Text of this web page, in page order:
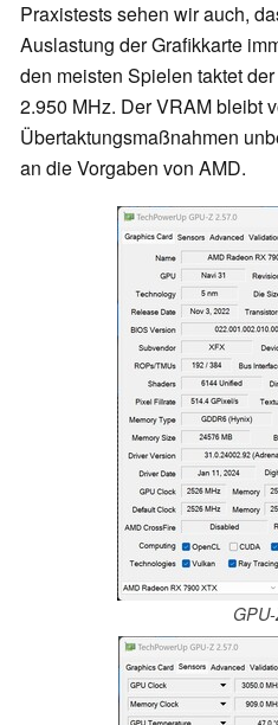
Praxistests sehen wir auch,
Auslastung der Grafikkarte
den meisten Spielen taktet
2.950 MHz. Der VRAM bleibt
Übertaktungsmaßnahmen
an die Vorgaben von AMD.